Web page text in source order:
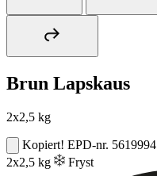
Brun Lapskaus
2x2,5 kg
Kopiert! EPD-nr. 5619994
2x2,5 kg
Fryst